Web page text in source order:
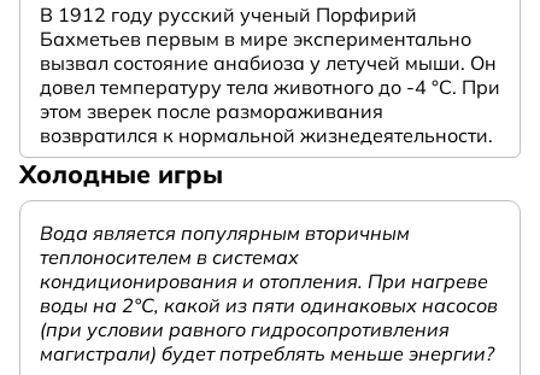
В 1912 году русский ученый Порфирий
Бахметьев первым в мире экспериментально
вызвал состояние анабиоза у летучей мыши. Он
довел температуру тела животного до -4 °C. При
этом зверек после размораживания
возвратился к нормальной жизнедеятельности.
Холодные игры
Вода является популярным вторичным
теплоносителем в системах
кондиционирования и отопления. При нагреве
воды на 2°С, какой из пяти одинаковых насосов
(при условии равного гидросопротивления
магистрали) будет потреблять меньше энергии?